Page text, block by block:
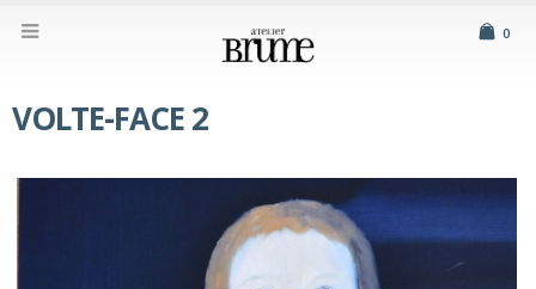
0
VOLTE-FACE 2